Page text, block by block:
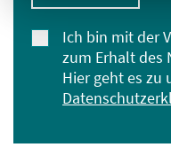
Ich bin mit der
zum Erhalt des
Hier geht es zu